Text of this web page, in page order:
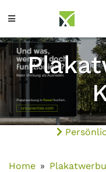
Home